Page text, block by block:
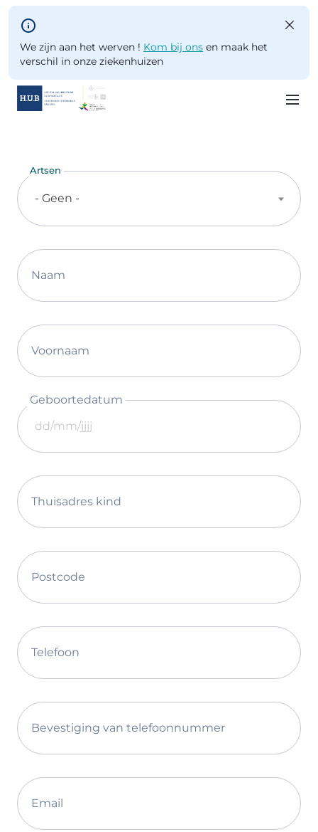
Skip to main content
We zijn aan het werven ! Kom bij ons en maak het
verschil in onze ziekenhuizen
content
Artsen
- Geen -
Naam
Voornaam
Geboortedatum
Thuisadres kind
Postcode
Telefoon
Bevestiging van telefoonnummer
Email